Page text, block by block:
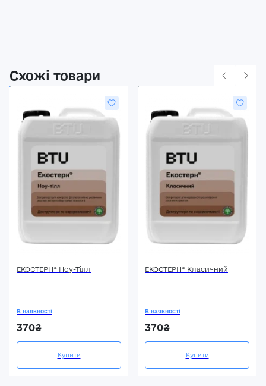
Схожі товари
ЕКОСТЕРН® Ноу-Тілл
В наявності
370₴
Купити
ЕКОСТЕРН® Класичний
В наявності
370₴
Купити